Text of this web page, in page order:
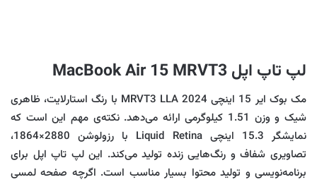
لپ تاپ اپل MacBook Air 15 MRVT3
مک بوک ایر 15 اینچی MRVT3 LLA 2024 با رنگ استارلایت، ظاهری
شیک و وزن 1.51 کیلوگرمی ارائه می‌دهد. نکته‌ی مهم این است که
نمایشگر 15.3 اینچی Liquid Retina با رزولوشن 2880×1864،
تصاویری شفاف و رنگ‌هایی زنده تولید می‌کند. این لپ تاپ اپل برای
برنامه‌نویسی و تولید محتوا بسیار مناسب است. اگرچه صفحه لمسی